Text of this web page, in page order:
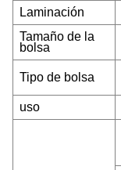
Laminación
Tamaño de la
bolsa
Tipo de bolsa
uso